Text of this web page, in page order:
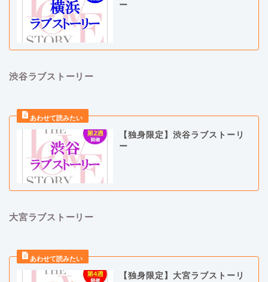
ー
渋谷ラブストーリー
【独身限定】渋谷ラブストーリ
ー
大宮ラブストーリー
【独身限定】大宮ラブストーリ